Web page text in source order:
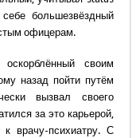
большезвёздный
офицерам.
своим
назад пойти путём
вызвал своего
за это карьерой,
врачу-психиатру. С